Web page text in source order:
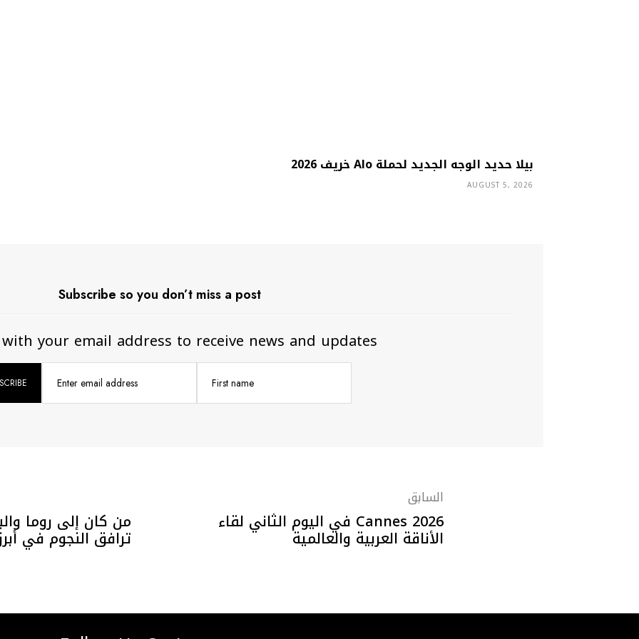
بيلا حديد الوجه الجديد لحملة Alo خريف 2026
AUGUST 5, 2026
Subscribe so you don’t miss a post
your email address to receive news and updates
First name
Enter email address
السابق
Cannes 2026 في اليوم الثاني لقاء
الأناقة العربية والعالمية ترافق النجوم في